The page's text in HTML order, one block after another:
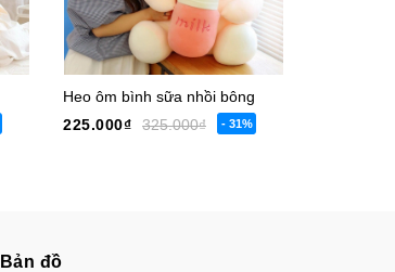
Heo ôm bình sữa nhồi bông
225.000₫
325.000₫ - 31%
Bản đồ